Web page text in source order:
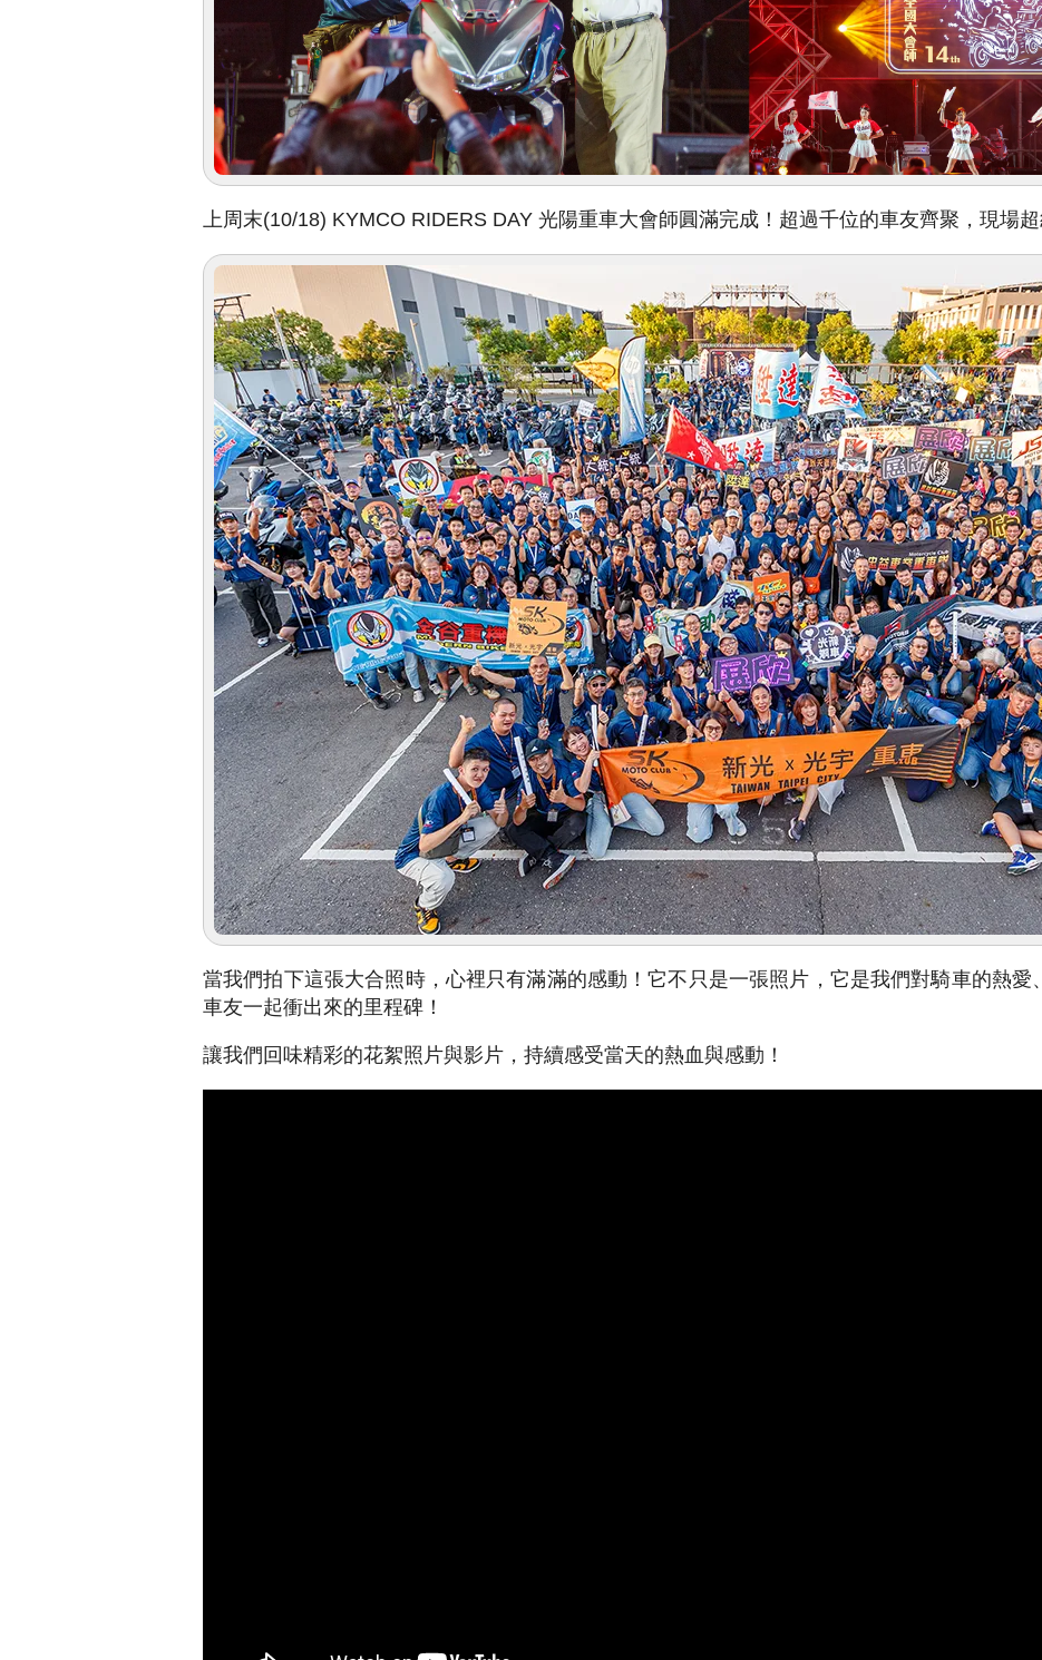
上周末(10/18) KYMCO RIDERS DAY 光陽重車大會師圓滿完成！超過千位的車友齊聚，現場
當我們拍下這張大合照時，心裡只有滿滿的感動！它不只是一張照片，它是我們對騎車的熱愛
車友一起衝出來的里程碑！
讓我們回味精彩的花絮照片與影片，持續感受當天的熱血與感動！